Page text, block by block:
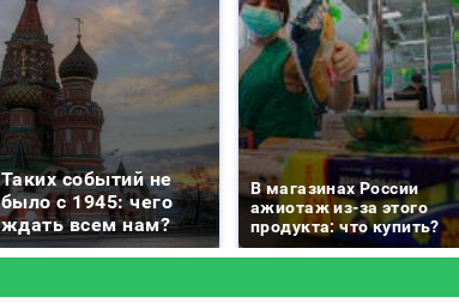
Таких событий не
было с 1945: чего
ждать всем нам?
В магазинах России
ажиотаж из-за этого
продукта: что купить?